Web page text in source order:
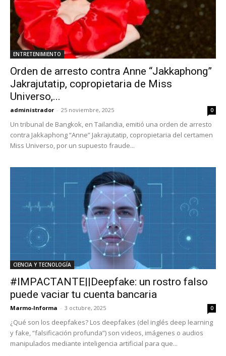
ENTRETENIMIENTO
Orden de arresto contra Anne “Jakkaphong”
Jakrajutatip, copropietaria de Miss
Universo,...
administrador - 25 noviembre, 2025 0
Un tribunal de Bangkok, en Tailandia, emitió una orden de arresto
contra Jakkaphong “Anne” Jakrajutatip, copropietaria del certamen
Miss Universo, por un supuesto fraude...
CIENCIA Y TECNOLOGÍA
#IMPACTANTE||Deepfake: un rostro falso
puede vaciar tu cuenta bancaria
Marmo-Informa - 3 octubre, 2025 0
¿Qué son los deepfakes? Los deepfakes (del inglés deep learning
y fake, “falsificación profunda”) son videos, imágenes o audios
manipulados mediante inteligencia artificial para que...